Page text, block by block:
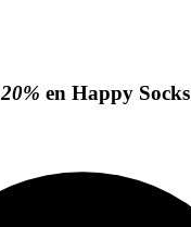
20% en Happy Socks